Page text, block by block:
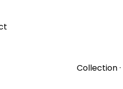
Collection